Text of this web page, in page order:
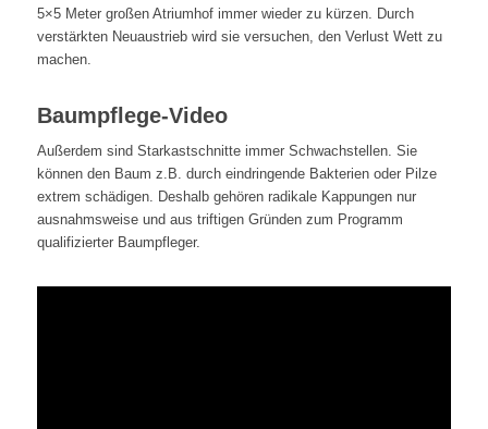
5×5 Meter großen Atriumhof immer wieder zu kürzen. Durch
verstärkten Neuaustrieb wird sie versuchen, den Verlust Wett zu
machen.
Baumpflege-Video
Außerdem sind Starkastschnitte immer Schwachstellen. Sie
können den Baum z.B. durch eindringende Bakterien oder Pilze
extrem schädigen. Deshalb gehören radikale Kappungen nur
ausnahmsweise und aus triftigen Gründen zum Programm
qualifizierter Baumpfleger.